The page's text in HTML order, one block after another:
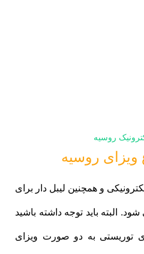
روسیه
ویزای روسیه
و همچنین لیبل دار برای
البته باید توجه داشته باشید
توریستی به دو صورت ویزای